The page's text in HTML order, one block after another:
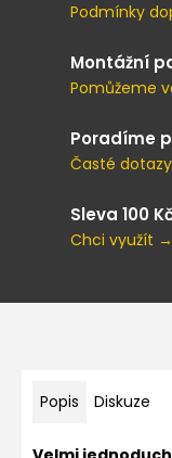
Podmínky
Montážní
Pomůžeme
Poradíme
Časté
Sleva 100
Chci využít →
Popis Diskuze